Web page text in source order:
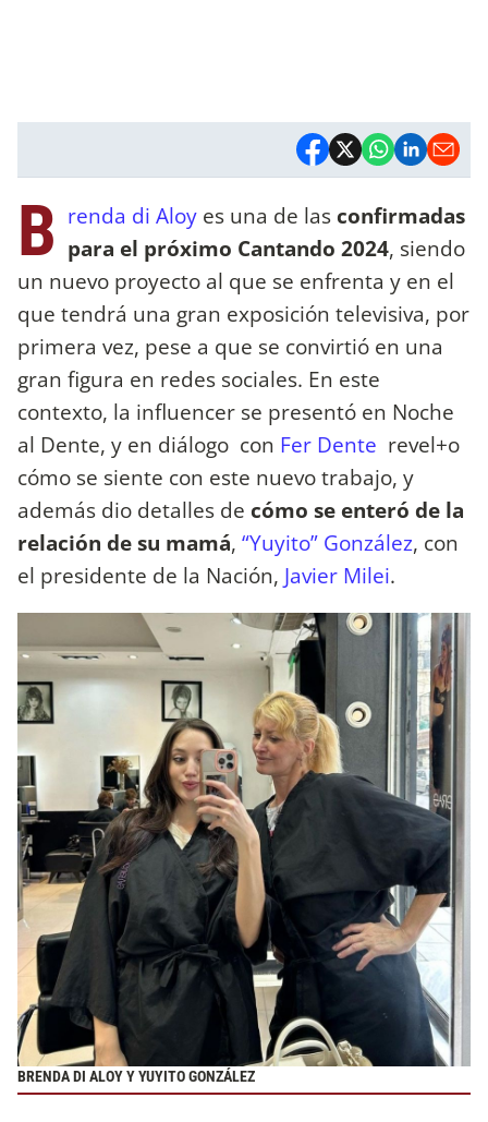
B renda di Aloy es una de las confirmadas
para el próximo Cantando 2024, siendo
un nuevo proyecto al que se enfrenta y en el
que tendrá una gran exposición televisiva, por
primera vez, pese a que se convirtió en una
gran figura en redes sociales. En este
contexto, la influencer se presentó en Noche
al Dente, y en diálogo con Fer Dente revel+o
cómo se siente con este nuevo trabajo, y
además dio detalles de cómo se enteró de la
relación de su mamá, “Yuyito” González, con
el presidente de la Nación, Javier Milei.
BRENDA DI ALOY Y YUYITO GONZÁLEZ